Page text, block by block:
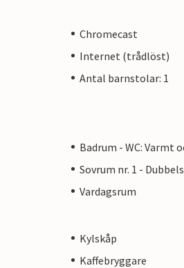
Chromecast
Internet (trådlöst)
Antal barnstolar: 1
Badrum - WC: Varmt
Sovrum nr. 1 -
Vardagsrum
Kylskåp
Kaffebryggare